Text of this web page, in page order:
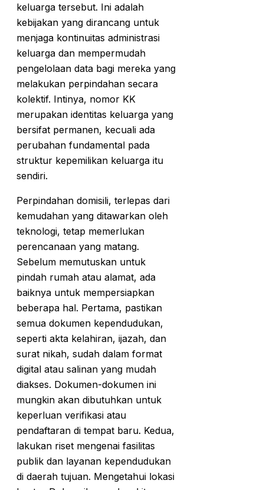
keluarga tersebut. Ini adalah
kebijakan yang dirancang untuk
menjaga kontinuitas administrasi
keluarga dan mempermudah
pengelolaan data bagi mereka yang
melakukan perpindahan secara
kolektif. Intinya, nomor KK
merupakan identitas keluarga yang
bersifat permanen, kecuali ada
perubahan fundamental pada
struktur kepemilikan keluarga itu
sendiri.
Perpindahan domisili, terlepas dari
kemudahan yang ditawarkan oleh
teknologi, tetap memerlukan
perencanaan yang matang.
Sebelum memutuskan untuk
pindah rumah atau alamat, ada
baiknya untuk mempersiapkan
beberapa hal. Pertama, pastikan
semua dokumen kependudukan,
seperti akta kelahiran, ijazah, dan
surat nikah, sudah dalam format
digital atau salinan yang mudah
diakses. Dokumen-dokumen ini
mungkin akan dibutuhkan untuk
keperluan verifikasi atau
pendaftaran di tempat baru. Kedua,
lakukan riset mengenai fasilitas
publik dan layanan kependudukan
di daerah tujuan. Mengetahui lokasi